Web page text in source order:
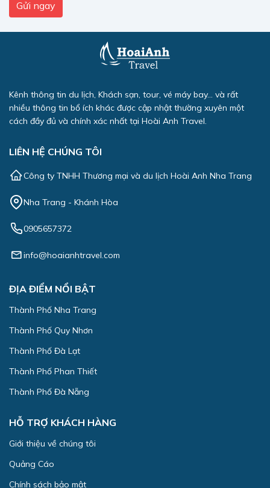
Kênh thông tin du lịch, Khách sạn, tour, vé máy bay... và rất
nhiều thông tin bổ ích khác được cập nhật thường xuyên một
cách đầy đủ và chính xác nhất tại Hoài Anh Travel.
ĐỊA ĐIỂM NỔI BẬT
Thành Phố Nha Trang
Thành Phố Quy Nhơn
Thành Phố Đà Lạt
Thành Phố Phan Thiết
Thành Phố Đà Nẵng
HỖ TRỢ KHÁCH HÀNG
Giới thiệu về chúng tôi
Quảng Cáo
Chính sách bảo mật
LIÊN HỆ CHÚNG TÔI
Công ty TNHH Thương mại và du lịch Hoài Anh Nha Trang
Nha Trang - Khánh Hòa
0905657372
info@hoaianhtravel.com